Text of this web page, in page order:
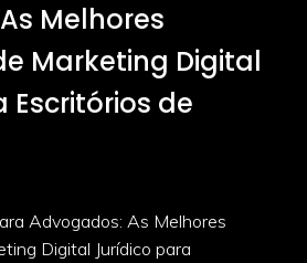
Melhores
Marketing Digital
de
Advogados: As Melhores
Digital Jurídico para